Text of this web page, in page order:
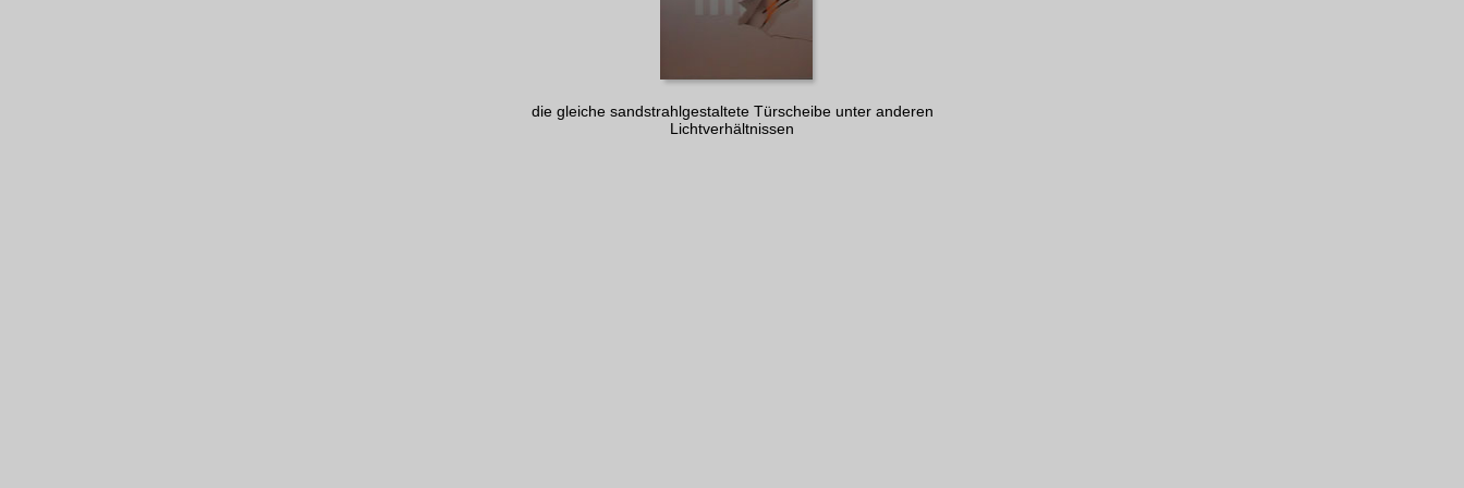
die gleiche sandstrahlgestaltete Türscheibe unter anderen
Lichtverhältnissen